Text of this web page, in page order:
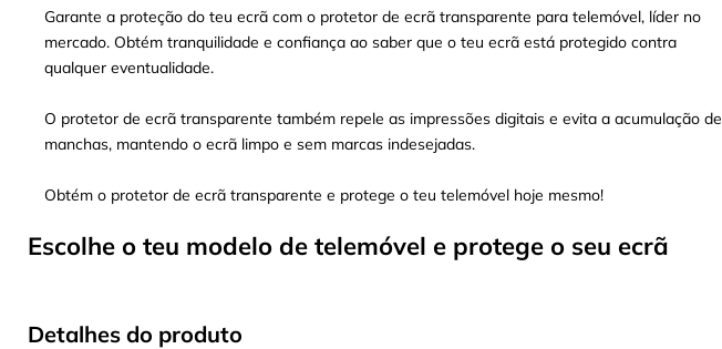
Garante a proteção do teu ecrã com o protetor de ecrã transparente para telemóvel, líder no
mercado. Obtém tranquilidade e confiança ao saber que o teu ecrã está protegido contra
qualquer eventualidade.
O protetor de ecrã transparente também repele as impressões digitais e evita a acumulação de
manchas, mantendo o ecrã limpo e sem marcas indesejadas.
Obtém o protetor de ecrã transparente e protege o teu telemóvel hoje mesmo!
Escolhe o teu modelo de telemóvel e protege o seu ecrã
Detalhes do produto